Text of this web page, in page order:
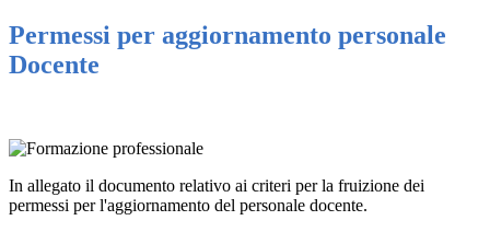
Permessi per aggiornamento personale
Docente
In allegato il documento relativo ai criteri per la fruizione dei
permessi per l'aggiornamento del personale docente.